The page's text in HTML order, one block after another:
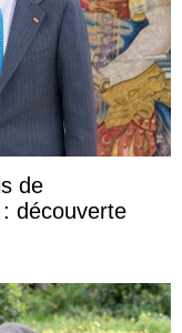
de
découverte